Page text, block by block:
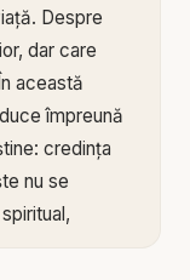
Despre
dar care
această
împreună
credința
nu se